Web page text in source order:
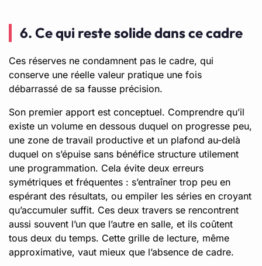
6. Ce qui reste solide dans ce cadre
Ces réserves ne condamnent pas le cadre, qui
conserve une réelle valeur pratique une fois
débarrassé de sa fausse précision.
Son premier apport est conceptuel. Comprendre qu’il
existe un volume en dessous duquel on progresse peu,
une zone de travail productive et un plafond au-delà
duquel on s’épuise sans bénéfice structure utilement
une programmation. Cela évite deux erreurs
symétriques et fréquentes : s’entraîner trop peu en
espérant des résultats, ou empiler les séries en croyant
qu’accumuler suffit. Ces deux travers se rencontrent
aussi souvent l’un que l’autre en salle, et ils coûtent
tous deux du temps. Cette grille de lecture, même
approximative, vaut mieux que l’absence de cadre.